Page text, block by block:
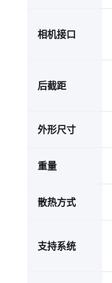
相机接口
后截距
外形尺寸
重量
散热方式
支持系统